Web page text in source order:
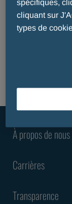
NOTICE
PATIENT
À propos de nous
Carrières
Transparence
spécifiques,
cliquant sur
types de